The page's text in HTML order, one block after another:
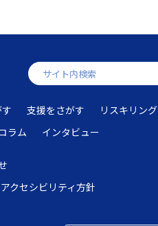
支援をさがす
リスキリング
ラム インタビュー
アクセシビリティ方針